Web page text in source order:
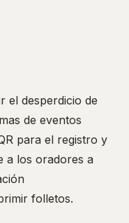
el desperdicio de
de eventos
para el registro y
a los oradores a
folletos.